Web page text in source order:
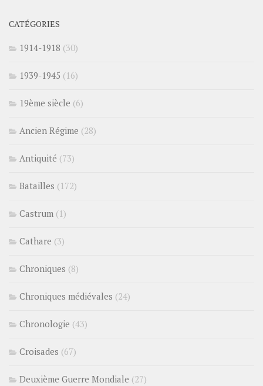
CATÉGORIES
1914-1918 (30)
1939-1945 (16)
19ème siècle (6)
Ancien Régime (28)
Antiquité (73)
Batailles (172)
Castrum (1)
Cathare (3)
Chroniques (8)
Chroniques médiévales (24)
Chronologie (43)
Croisades (67)
Deuxième Guerre Mondiale (27)